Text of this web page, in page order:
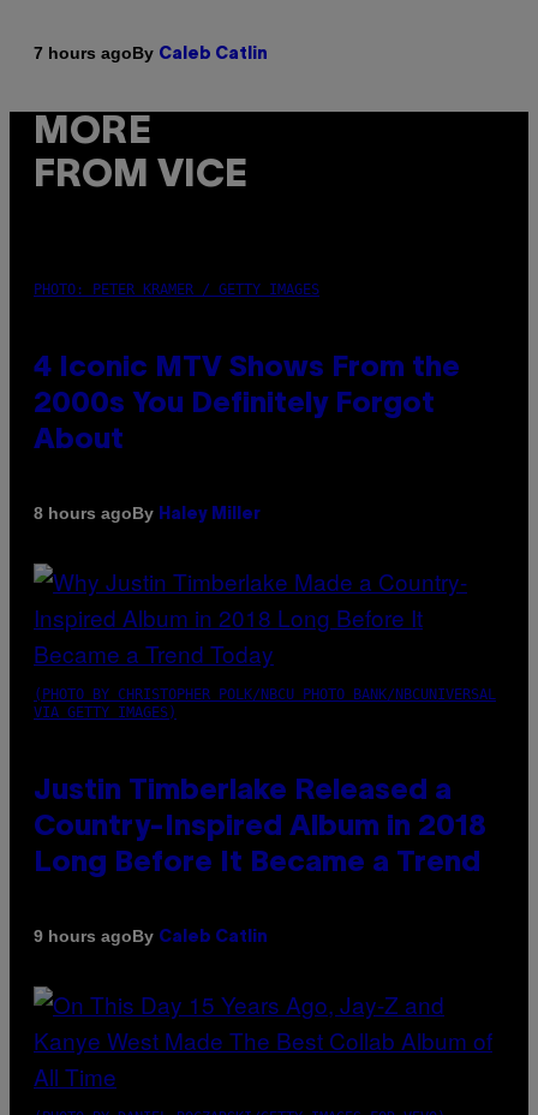
7 hours agoBy Caleb Catlin
MORE
FROM VICE
PHOTO: PETER KRAMER / GETTY IMAGES
4 Iconic MTV Shows From the
2000s You Definitely Forgot
About
8 hours agoBy Haley Miller
(PHOTO BY CHRISTOPHER POLK/NBCU PHOTO BANK/NBCUNIVERSAL
VIA GETTY IMAGES)
Justin Timberlake Released a
Country-Inspired Album in 2018
Long Before It Became a Trend
9 hours agoBy Caleb Catlin